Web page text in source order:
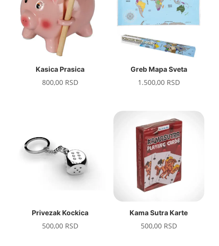
Kasica Prasica
800,00 RSD
Greb Mapa Sveta
1.500,00 RSD
Privezak Kockica
500,00 RSD
Kama Sutra Karte
500,00 RSD